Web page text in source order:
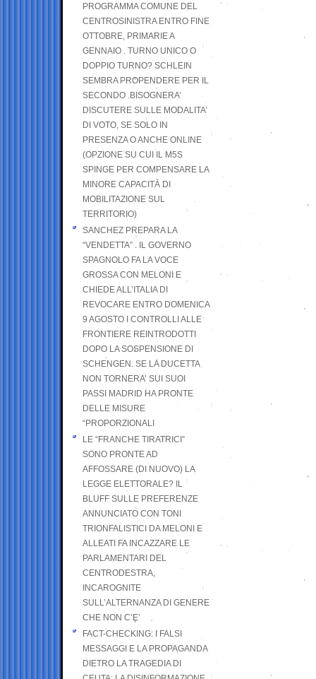
PROGRAMMA COMUNE DEL
CENTROSINISTRA ENTRO FINE
OTTOBRE, PRIMARIE A
GENNAIO . TURNO UNICO O
DOPPIO TURNO? SCHLEIN
SEMBRA PROPENDERE PER IL
SECONDO .BISOGNERA’
DISCUTERE SULLE MODALITA’
DI VOTO, SE SOLO IN
PRESENZA O ANCHE ONLINE
(OPZIONE SU CUI IL M5S
SPINGE PER COMPENSARE LA
MINORE CAPACITÀ DI
MOBILITAZIONE SUL
TERRITORIO)
SANCHEZ PREPARA LA
“VENDETTA” . IL GOVERNO
SPAGNOLO FA LA VOCE
GROSSA CON MELONI E
CHIEDE ALL’ITALIA DI
REVOCARE ENTRO DOMENICA
9 AGOSTO I CONTROLLI ALLE
FRONTIERE REINTRODOTTI
DOPO LA SOSPENSIONE DI
SCHENGEN. SE LA DUCETTA
NON TORNERA’ SUI SUOI
PASSI MADRID HA PRONTE
DELLE MISURE
“PROPORZIONALI
LE “FRANCHE TIRATRICI”
SONO PRONTE AD
AFFOSSARE (DI NUOVO) LA
LEGGE ELETTORALE? IL
BLUFF SULLE PREFERENZE
ANNUNCIATO CON TONI
TRIONFALISTICI DA MELONI E
ALLEATI FA INCAZZARE LE
PARLAMENTARI DEL
CENTRODESTRA,
INCAROGNITE
SULL’ALTERNANZA DI GENERE
CHE NON C’E’
FACT-CHECKING: I FALSI
MESSAGGI E LA PROPAGANDA
DIETRO LA TRAGEDIA DI